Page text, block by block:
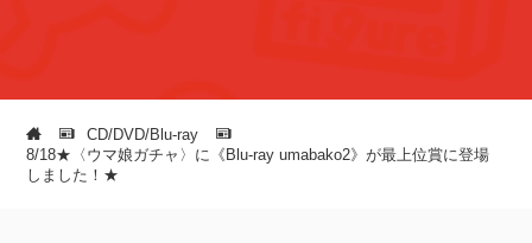
CD/DVD/Blu-ray
8/18★〈ウマ娘ガチャ〉に《Blu-ray umabako2》が最上位賞に登場
しました！★